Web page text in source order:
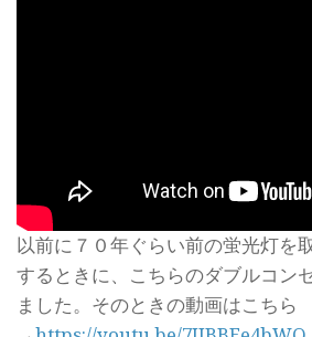
以前に７０年ぐらい前の蛍光灯を
するときに、こちらのダブルコン
ました。そのときの動画はこちら